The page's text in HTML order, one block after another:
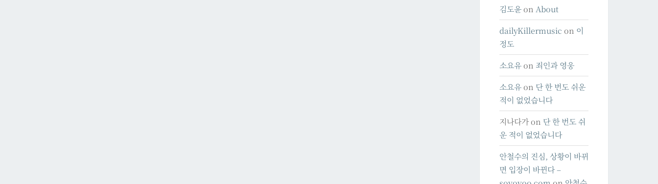
김도윤on About
dailyKillermusic on 이
정도
소요유on 죄인과 영웅
소요유on 단 한 번도 쉬운
적이 없었습니다
지나다가on 단 한 번도 쉬
운 적이 없었습니다
안철수의 진심, 상황이 바뀌
면 입장이 바뀐다 –